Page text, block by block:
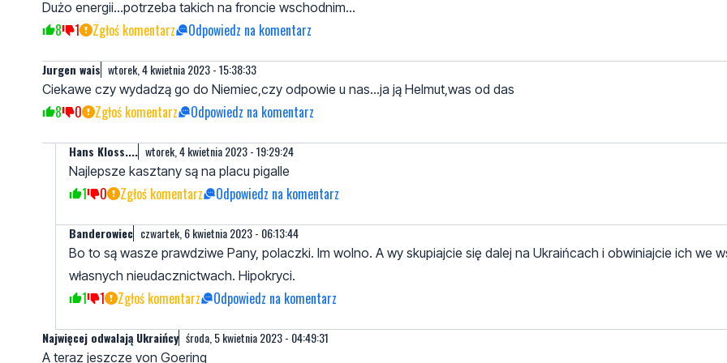
Dużo energii...potrzeba takich na froncie wschodnim...
8 1 Zgłoś komentarz Odpowiedz na komentarz
Jurgen wais wtorek, 4 kwietnia 2023 - 15:38:33
Ciekawe czy wydadzą go do Niemiec,czy odpowie u nas...ja ją Helmut,was od das
8 0 Zgłoś komentarz Odpowiedz na komentarz
Hans Kloss.... wtorek, 4 kwietnia 2023 - 19:29:24
Najlepsze kasztany są na placu pigalle
1 0 Zgłoś komentarz Odpowiedz na komentarz
Banderowiec czwartek, 6 kwietnia 2023 - 06:13:44
Bo to są wasze prawdziwe Pany, polaczki. Im wolno. A wy skupiajcie się dalej na Ukraińcach i obwiniajcie ich we
własnych nieudacznictwach. Hipokryci.
1 1 Zgłoś komentarz Odpowiedz na komentarz
Najwięcej odwalają Ukraińcy środa, 5 kwietnia 2023 - 04:49:31
A teraz jeszcze von Goering